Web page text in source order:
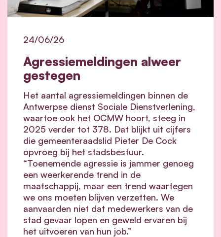
Agressiemeldingen alweer
gestegen
24/06/26
Het aantal agressiemeldingen binnen de
Antwerpse dienst Sociale Dienstverlening,
waartoe ook het OCMW hoort, steeg in
2025 verder tot 378. Dat blijkt uit cijfers
die gemeenteraadslid Pieter De Cock
opvroeg bij het stadsbestuur.
“Toenemende agressie is jammer genoeg
een weerkerende trend in de
maatschappij, maar een trend waartegen
we ons moeten blijven verzetten. We
aanvaarden niet dat medewerkers van de
stad gevaar lopen en geweld ervaren bij
het uitvoeren van hun job.”